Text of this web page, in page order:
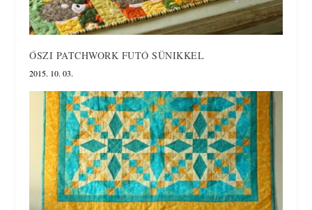
ŐSZI PATCHWORK FUTÓ SÜNIKKEL
2015. 10. 03.